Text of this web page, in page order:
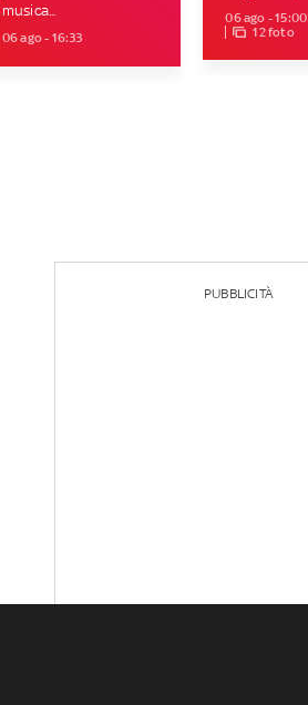
musica...
06 ago - 16:33
06 ago - 15:00
12 foto
PUBBLICITÀ